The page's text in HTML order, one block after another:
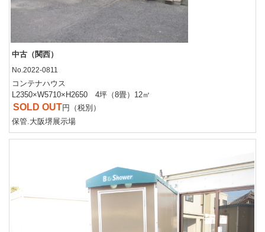
中古（関西）
No.2022-0811
コンテナハウス
L2350×W5710×H2650 4坪（8畳）12㎡
SOLD OUT円（税別）
保管.大阪堺展示場